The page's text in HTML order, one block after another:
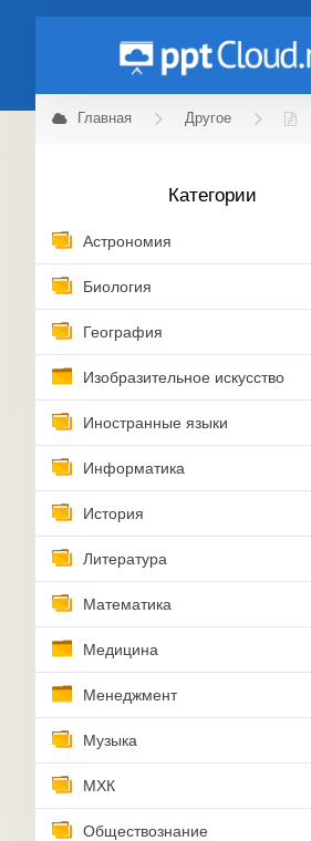
Главная Другое
Категории
Астрономия
Биология
География
Изобразительное искусство
Иностранные языки
Информатика
История
Литература
Математика
Медицина
Менеджмент
Музыка
МХК
Обществознание